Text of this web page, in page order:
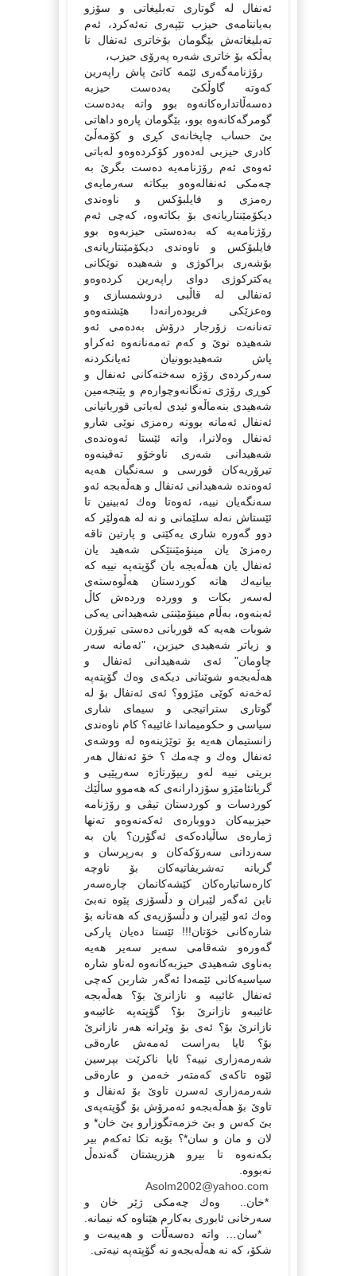
ئەنفال لە گوتاری تەبلیغاتی و سۆزو
بەیاننامەی حیزب تێپەری نەئەكرد، ئەم
تەبلیغاتەش بێگومان بۆخاتری ئەنفال نا
بەڵكە بۆ خاتری شەرە پەرۆی حیزب،
رۆژنامەگەری ئێمە كاتێ پاش راپەرین
كەوتە گاوڵكێ بەدەست حیزبە
دەسەڵاتدارەكانەوە بوو واتە بەدەست
گومرگەكانەوە بوو، بێگومان پارەو داهاتی
بێ حساب چاپخانەی كڕی و كۆمەڵێ
كادری حیزبی لەدەور كۆكردەوەو لەباتی
ئەوەی ئەم رۆژنامەیە دەست بگرێ بە
چەمكی ئەنفالەوەو بیكاتە سەرمایەی
رەمزی و فایلبۆكس و ناوەندی
دیكۆمێنتاریانەی بۆ بكاتەوە، كەچی ئەم
رۆژنامەیە كە بەدەستی حیزبەوە بوو
فایلبۆكس و ناوەندی دیكۆمێنتاریانەی
بۆشەری براكوژی و شەهیدە نوێكانی
یەكتركوژی دوای راپەرین كردەوەو
ئەنفالی لە قاڵبی دروشمسازی و
وەعزێكی فریودەرانەدا هێشتەوەو
تەنانەت زۆرجار درۆش بەدەمی ئەو
شەهیدە نوێ و كەم تەمەنانەوە ئەكراو
پاش شەهیدبوونیان ئەیانكردنە
سەركردەی رۆژە سەختەكانی ئەنفال و
كوڕی رۆژی تەنگانەوچوارەم و پێنجەمین
شەهیدی بنەماڵەو ئیدی لەباتی قوربانیانی
ئەنفال ئەمانە بوونە رەمزی نوێی شارو
ئەنفال وەلانرا، واتە ئێستا ئەوەندەی
شەهیدانی شەری ناوخۆو تەقینەوە
تیرۆریەكان قورسی و سەنگیان هەیە
ئەوەندە شەهیدانی ئەنفال و هەڵەبجە ئەو
سەنگەیان نییە، ئەوەتا وەك ئەبینین تا
ئێستاش نەلە سلێمانی و نە لە هەولێر كە
دوو گەورە شاری یەكێتی و پارتین تاقە
رەمزێ یان مینۆمێنتێكی شەهید یان
ئەنفال یان هەڵەبجە یان گۆپتەپە نییە كە
بیانیەك هاتە كوردستان هەڵوەستەی
لەسەر بكات و ووردە وردەش كاڵ
ئەبنەوە، بەڵام مینۆمێنتی شەهیدانی یەكی
شوبات هەیە كە قوربانی دەستی تیرۆرن
و زیاتر شەهیدی حیزبن، "ئەمانە سەر
چاومان" ئەی شەهیدانی ئەنفال و
هەڵەبجەو شوێنانی دیكەی وەك گۆپتەپە
ئەخەنە كوێی مێژوو؟ ئەی ئەنفال بۆ لە
گوتاری ستراتیجی و سیمای شاری
سیاسی و حكومیماندا غائیبە؟ كام ناوەندی
زانستیمان هەیە بۆ توێژینەوە لە ووشەی
ئەنفال وەك و چەمك ؟ خۆ ئەنفال هەر
بریتی نییە لەو ریپۆرتاژە سەرپێیی و
گریانئامێزو سۆزدارانەی كە هەموو ساڵێك
كوردسات و كوردستان تیڤی و رۆژنامە
حیزبیەكان دووبارەی ئەكەنەوەو تەنها
ژمارەی ساڵیادەكەی ئەگۆرن؟ یان بە
سەردانی سەرۆكەكان و بەرپرسان و
گریانە تەشریفاتیەكان بۆ ناوچە
كارەساتبارەكان كێشەكانمان چارەسەر
نابن ئەگەر لێبران و دڵسۆزی پێوە نەبێ
وەك ئەو لێبران و دڵسۆزیەی كە هەتانە بۆ
شارەكانی خۆتان!!! ئێستا دەیان پاركی
گەورەو شەقامی سەیر سەیر هەیە
بەناوی شەهیدی حیزبەكانەوە لەناو شارە
سیاسیەكانی ئێمەدا ئەگەر شاربن كەچی
ئەنفال غائیبە و نازانرێ بۆ؟ هەڵەبجە
غائیبەو نازانرێ بۆ؟ گۆپتەپە غائیبەو
نازانرێ بۆ؟ ئەی بۆ وێرانە هەر نازانرێ
بۆ؟ ئایا بەراست ئەمەش عارەقی
شەرمەزاری نییە؟ ئایا ناكرێت بپرسین
ئێوە تاكەی كەمتەر خەمن و عارەقی
شەرمەزاری ئەسرن تاوێ بۆ ئەنفال و
تاوێ بۆ هەڵەبجەو ئەمرۆش بۆ گۆپتەپەی
بێ كەس و بێ خزمەتگوزارو بێ خان* و
لان و مان و سان*؟ بۆیە تكا ئەكەم بیر
بكەنەوە تا بیرو هزریشتان گەندەڵ
نەبووە.
Asolm2002@yahoo.com
*خان.. وەك چەمكی ژێر خان و
سەرخانی ئابوری بەكارم هێناوە كە نیمانە.
*سان… واتە دەسەڵات و هەیبەت و
شكۆ، كە نە هەڵەبجەو نە گۆپتەپە نیەتی.